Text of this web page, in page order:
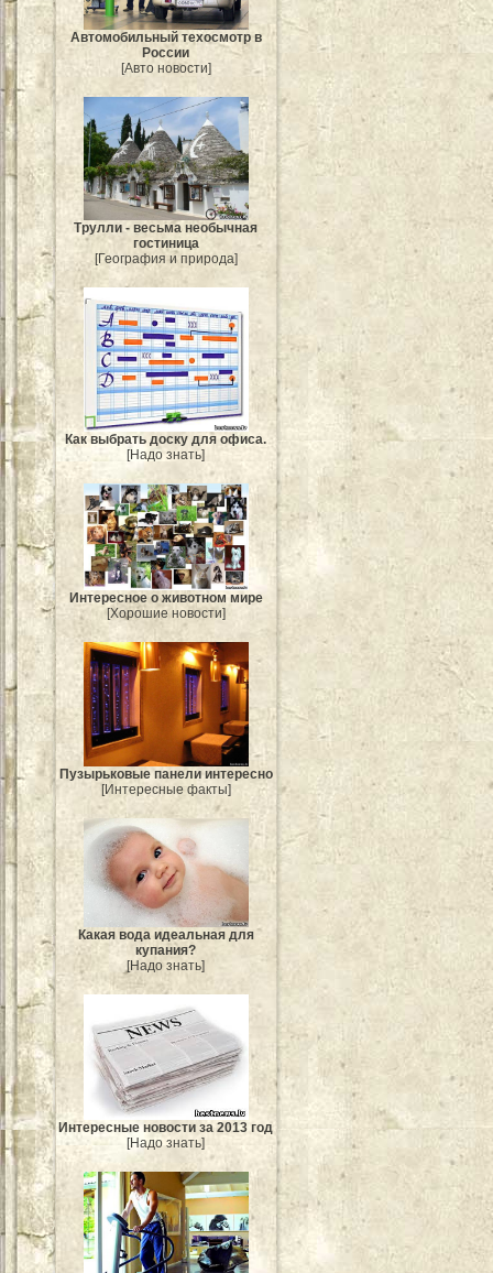
Автомобильный техосмотр в
России
[Авто новости]
Трулли - весьма необычная
гостиница
[География и природа]
Как выбрать доску для офиса.
[Надо знать]
Интересное о животном мире
[Хорошие новости]
Пузырьковые панели интересно
[Интересные факты]
Какая вода идеальная для
купания?
[Надо знать]
Интересные новости за 2013 год
[Надо знать]